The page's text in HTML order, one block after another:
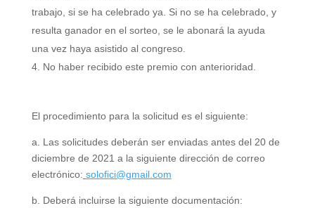
trabajo, si se ha celebrado ya. Si no se ha celebrado, y
resulta ganador en el sorteo, se le abonará la ayuda
una vez haya asistido al congreso.
No haber recibido este premio con anterioridad.
El procedimiento para la solicitud es el siguiente:
a. Las solicitudes deberán ser enviadas antes del 20 de
diciembre de 2021 a la siguiente dirección de correo
electrónico: solofici@gmail.com
b. Deberá incluirse la siguiente documentación: